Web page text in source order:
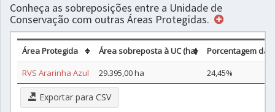
Conheça as sobreposições entre a Unidade de
Conservação com outras Áreas Protegidas.
Área Protegida Área sobreposta à UC (ha)
Porcentagem da
RVS Ararinha Azul
29.395,00 ha 24,45%
Exportar para CSV